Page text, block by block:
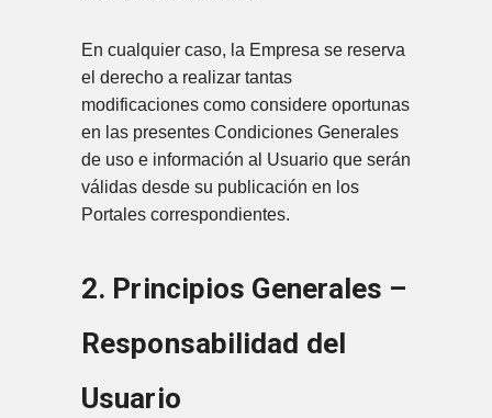
En cualquier caso, la Empresa se reserva
el derecho a realizar tantas
modificaciones como considere oportunas
en las presentes Condiciones Generales
de uso e información al Usuario que serán
válidas desde su publicación en los
Portales correspondientes.
2. Principios Generales –
Responsabilidad del
Usuario